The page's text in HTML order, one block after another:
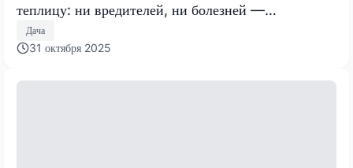
теплицу: ни вредителей, ни болезней —
подготавливаемся к зиме правильно
Дача
31 октября 2025